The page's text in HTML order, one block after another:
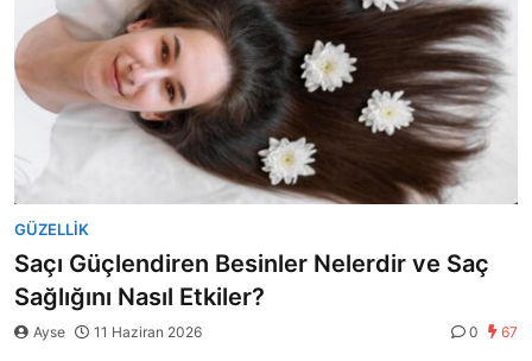
GÜZELLIK
Saçı Güçlendiren Besinler Nelerdir ve Saç
Sağlığını Nasıl Etkiler?
Ayse 11 Haziran 2026 0 67